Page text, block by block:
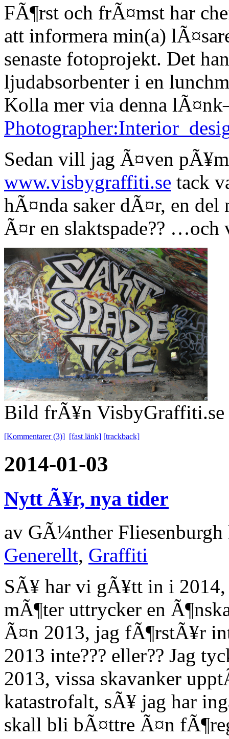
FÃ¶rst och frÃ¤mst har
att informera min(a)
senaste fotoprojekt. Det
ljudabsorbenter i en
Kolla mer via denna
Sedan vill jag Ã¤ven
www.visbygraffiti.se tack
hÃ¤nda saker dÃ¤r, en
Ã¤r en slaktspade?? …och
Bild frÃ¥n VisbyGraffiti.se
[Kommentarer (3)] [fast länk] [trackback]
2014-01-03
Nytt Ã¥r, nya tider
av GÃ¼nther Fliesenburgh
Generellt, Graffiti
SÃ¥ har vi gÃ¥tt in i
mÃ¶ter uttrycker en
Ã¤n 2013, jag fÃ¶rstÃ¥r
2013 inte??? eller?? Jag
2013, vissa skavanker
katastrofalt, sÃ¥ jag har
skall bli bÃ¤ttre Ã¤n